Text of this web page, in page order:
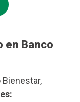
en Banco
Bienestar,